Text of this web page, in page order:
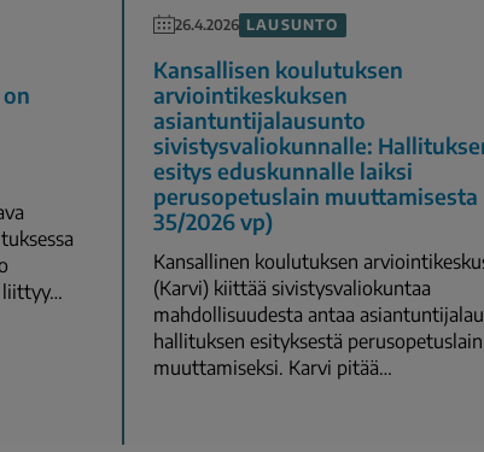
liittyy…
26.4.2026 LAUSUNTO
Kansallisen koulutuksen
arviointikeskuksen
asiantuntijalausunto
sivistysvaliokunnalle:
esitys eduskunnalle laiksi
perusopetuslain muuttamisesta
35/2026 vp)
Kansallinen koulutuksen
(Karvi) kiittää sivistysvaliokuntaa
mahdollisuudesta antaa
hallituksen esityksestä perusopetuslain
muuttamiseksi. Karvi pitää…